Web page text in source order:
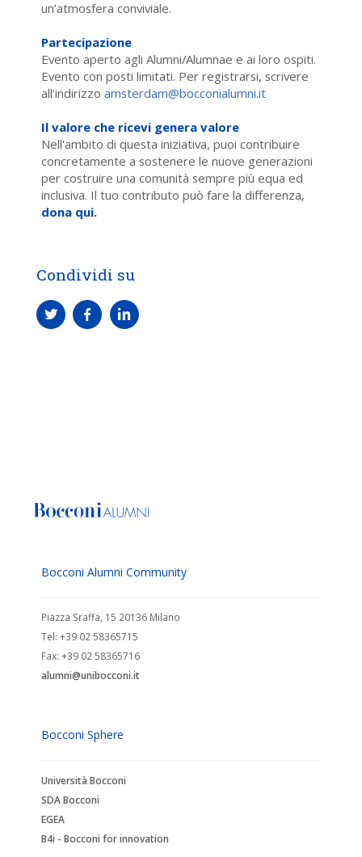
un’atmosfera conviviale.
Partecipazione
Evento aperto agli Alumni/Alumnae e ai loro ospiti.
Evento con posti limitati. Per registrarsi, scrivere
all’indirizzo amsterdam@bocconialumni.it
Il valore che ricevi genera valore
Nell'ambito di questa iniziativa, puoi contribuire
concretamente a sostenere le nuove generazioni
per costruire una comunità sempre più equa ed
inclusiva. Il tuo contributo può fare la differenza,
dona qui.
Condividi su
Bocconi Alumni Community
Piazza Sraffa, 15 20136 Milano
Tel: +39 02 58365715
Fax: +39 02 58365716
alumni@unibocconi.it
Bocconi Sphere
Università Bocconi
SDA Bocconi
EGEA
B4i - Bocconi for innovation